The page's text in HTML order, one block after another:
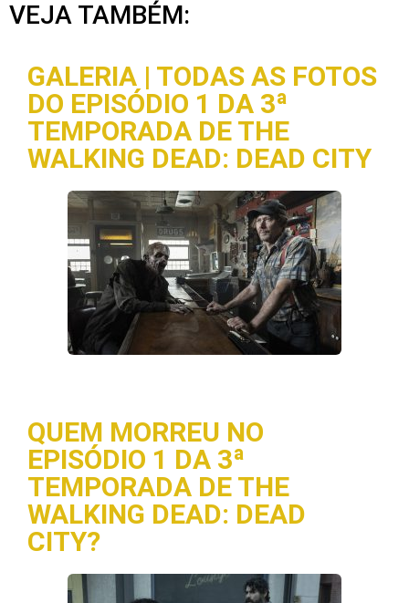
VEJA TAMBÉM:
GALERIA | TODAS AS FOTOS
DO EPISÓDIO 1 DA 3ª
TEMPORADA DE THE
WALKING DEAD: DEAD CITY
QUEM MORREU NO
EPISÓDIO 1 DA 3ª
TEMPORADA DE THE
WALKING DEAD: DEAD
CITY?